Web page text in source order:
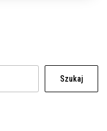
Szukaj